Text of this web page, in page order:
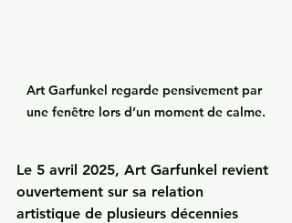
Art Garfunkel regarde pensivement par
une fenêtre lors d’un moment de calme.
Le 5 avril 2025, Art Garfunkel revient
ouvertement sur sa relation
artistique de plusieurs décennies